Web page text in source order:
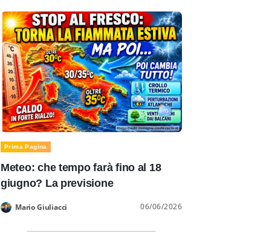
Prima Pagina
Meteo: che tempo farà fino al 18
giugno? La previsione
Mario Giuliacci 06/06/2026